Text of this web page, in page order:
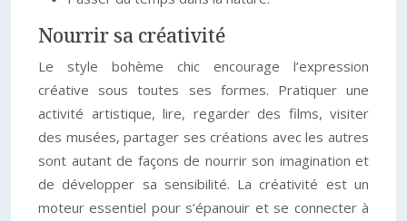
Nourrir sa créativité
Le style bohème chic encourage l’expression
créative sous toutes ses formes. Pratiquer une
activité artistique, lire, regarder des films, visiter
des musées, partager ses créations avec les autres
sont autant de façons de nourrir son imagination et
de développer sa sensibilité. La créativité est un
moteur essentiel pour s’épanouir et se connecter à